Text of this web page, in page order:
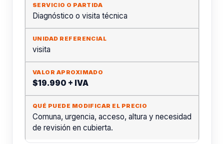
Diagnóstico o visita técnica
visita
$19.990 + IVA
Comuna, urgencia, acceso, altura y necesidad
de revisión en cubierta.